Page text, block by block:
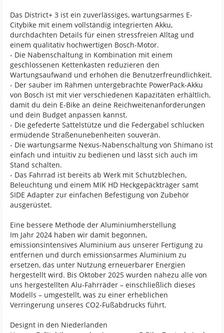
Das District+ 3 ist ein zuverlässiges, wartungsarmes E-
Citybike mit einem vollständig integrierten Akku,
durchdachten Details für einen stressfreien Alltag und
einem qualitativ hochwertigen Bosch-Motor.
- Die Nabenschaltung in Kombination mit einem
geschlossenen Kettenkasten reduzieren den
Wartungsaufwand und erhöhen die Benutzerfreundlichkeit.
- Der sauber im Rahmen untergebrachte PowerPack-Akku
von Bosch ist mit vier verschiedenen Kapazitäten erhältlich,
damit du dein E-Bike an deine Reichweitenanforderungen
und dein Budget anpassen kannst.
- Die gefederte Sattelstütze und die Federgabel schlucken
ermüdende Straßenunebenheiten souverän.
- Die wartungsarme Nexus-Nabenschaltung von Shimano ist
einfach und intuitiv zu bedienen und lässt sich auch im
Stand schalten.
- Das Fahrrad ist bereits ab Werk mit Schutzblechen,
Beleuchtung und einem MIK HD Heckgepäckträger samt
SIDE Adapter zur einfachen Befestigung von Zubehör
ausgerüstet.
Eine bessere Methode der Aluminiumherstellung
Im Jahr 2024 haben wir damit begonnen,
emissionsintensives Aluminium aus unserer Fertigung zu
entfernen und durch emissionsarmes Aluminium zu
ersetzen, das unter Nutzung erneuerbarer Energien
hergestellt wird. Bis Oktober 2025 wurden nahezu alle von
uns hergestellten Alu-Fahrräder – einschließlich dieses
Modells – umgestellt, was zu einer erheblichen
Verringerung unseres CO2-Fußabdrucks führt.
Designt in den Niederlanden